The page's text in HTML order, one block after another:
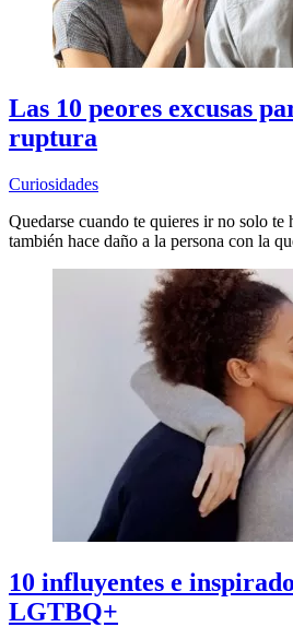
Las 10 peores excusas
ruptura
Curiosidades
Quedarse cuando te quieres ir no solo te
también hace daño a la persona con la
10 influyentes e
LGTBQ+